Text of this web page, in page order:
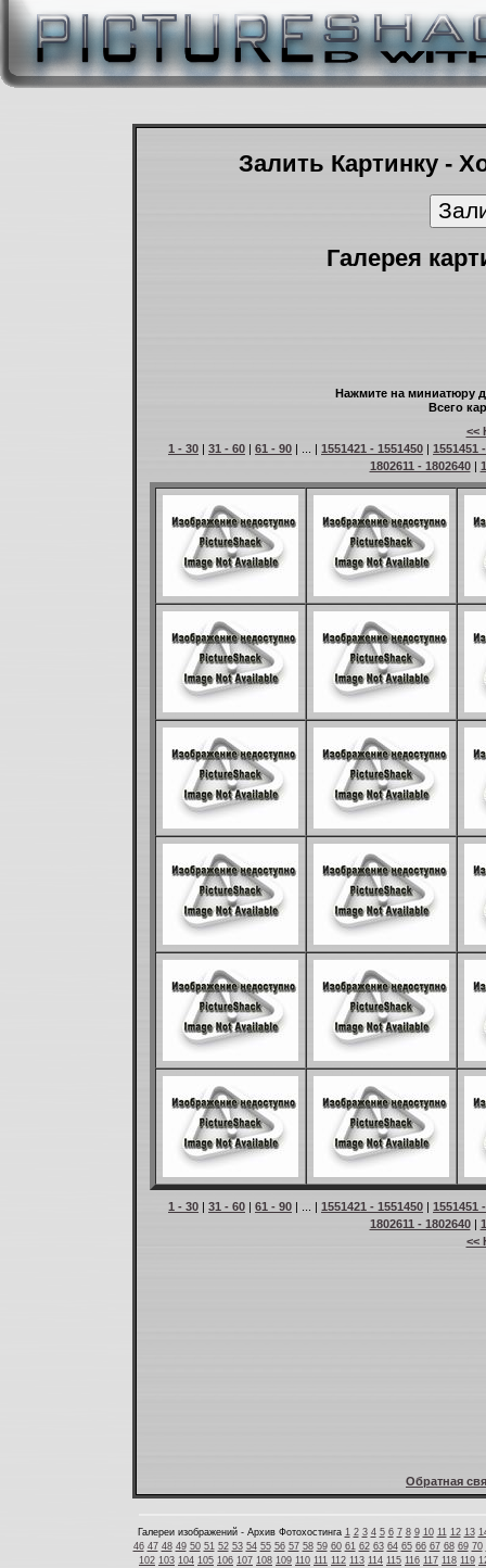
Залить Картинку -
Галерея
Нажмите на миниатюру
Всего
<<
1 - 30 | 31 - 60 | 61 - 90 | ... | 1551421 - 1551450 | 1551451
1802611 - 1802640|
1 - 30 | 31 - 60 | 61 - 90 | ... | 1551421 - 1551450 | 1551451
1802611 - 1802640|
<<
Обратная
Галереи изображений - Архив Фотохостинга 1 2 3 4 5 6 7 8 9 10 11 12 13
46 47 48 49 50 51 52 53 54 55 56 57 58 59 60 61 62 63 64 65 66 67 68 69 70
102 103 104 105 106 107 108 109 110 111 112 113 114 115 116 117 118 119